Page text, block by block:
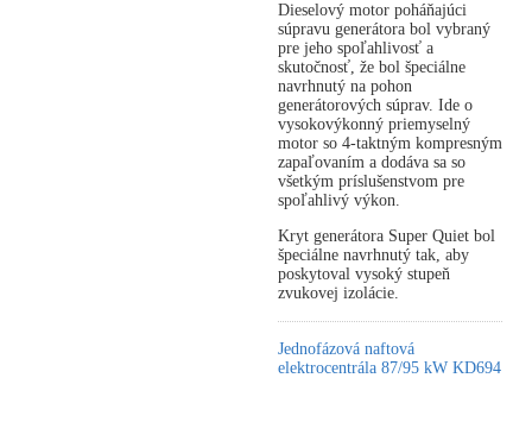
Dieselový motor poháňajúci
súpravu generátora bol vybraný
pre jeho spoľahlivosť a
skutočnosť, že bol špeciálne
navrhnutý na pohon
generátorových súprav. Ide o
vysokovýkonný priemyselný
motor so 4-taktným kompresným
zapaľovaním a dodáva sa so
všetkým príslušenstvom pre
spoľahlivý výkon.
Kryt generátora Super Quiet bol
špeciálne navrhnutý tak, aby
poskytoval vysoký stupeň
zvukovej izolácie.
Jednofázová naftová
elektrocentrála 87/95 kW KD694